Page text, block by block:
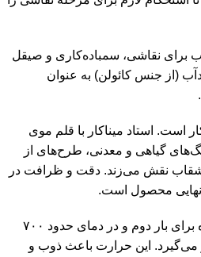
برای نقاشی، سمباده‌کاری و صیقل
(از جنس کائولن) به عنوان
است. استاد میناکار با قلم موی
گیاهی و معدنی، طرح‌های از
نقش می‌زند. دقت و ظرافت در
نهایی محصول است.
بشقاب نقاشی‌شده برای بار دوم و در دمای حدود ۷۰۰
می‌گیرد. این حرارت باعث ذوب و